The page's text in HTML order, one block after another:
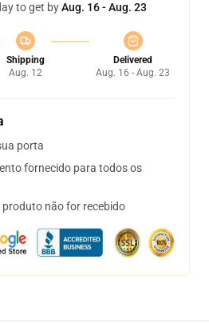
to get byAug. 16 - Aug. 23
Shipping
Aug. 12
Delivered
Aug. 16 - Aug. 23
porta
fornecido para todos os
produto não for recebido